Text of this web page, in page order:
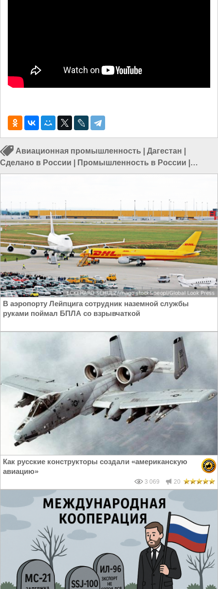
Авиационная промышленность Дагестан
Сделано в России
Промышленность в России
Авиация в России
В аэропорту Лейпцига сотрудник наземной службы
руками поймал БПЛА со взрывчаткой
Как русские конструкторы создали «американскую
авиацию»
3 069 20